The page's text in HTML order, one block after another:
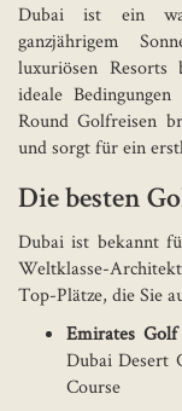
Dubai ist ein
ganzjährigem
luxuriösen
ideale
Round Golfreisen
und sorgt für ein
Die besten
Dubai ist bekannt
Weltklasse-
Top-Plätze, die Sie
Emirates
Dubai Desert
Course